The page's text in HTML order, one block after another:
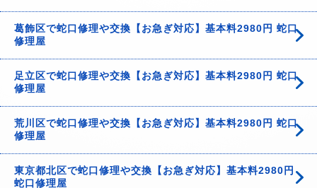
葛飾区で蛇口修理や交換【お急ぎ対応】基本料2980円 蛇口
修理屋
足立区で蛇口修理や交換【お急ぎ対応】基本料2980円 蛇口
修理屋
荒川区で蛇口修理や交換【お急ぎ対応】基本料2980円 蛇口
修理屋
東京都北区で蛇口修理や交換【お急ぎ対応】基本料2980円
蛇口修理屋